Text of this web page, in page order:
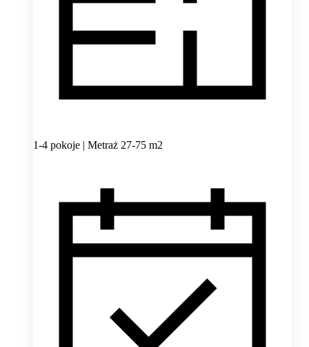
1-4 pokoje | Metraż 27-75 m2